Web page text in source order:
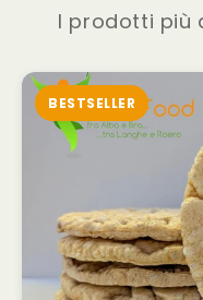
I prodotti più
BESTSELLER